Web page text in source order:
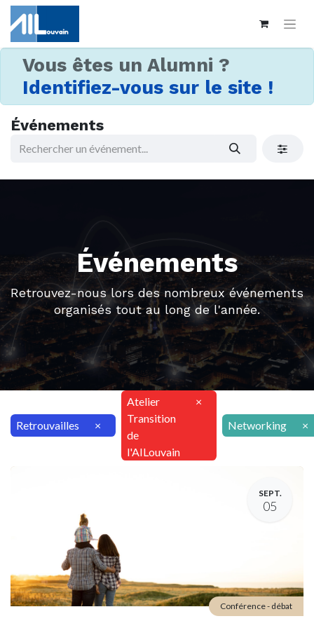
Vous êtes un Alumni ?
Identifiez-vous sur le site !
Événements
Événements
Retrouvez-nous lors des nombreux événements
organisés tout au long de l'année.
Retrouvailles ×
Atelier
Transition
de
l'AILouvain
×
Networking
×
SEPT.
05
Conférence - débat